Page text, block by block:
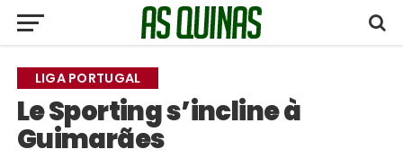
LIGA PORTUGAL
Le Sporting s’incline à
Guimarães